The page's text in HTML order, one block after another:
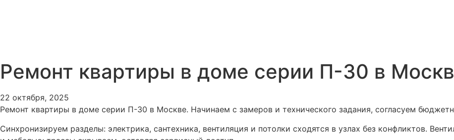
Ремонт квартиры в доме серии П-30 в
22 октября, 2025
Ремонт квартиры в доме серии П-30 в Москве. Начинаем с замеров и технического задания, согласуем
Синхронизируем разделы: электрика, сантехника, вентиляция и потолки сходятся в узлах без конфликтов.